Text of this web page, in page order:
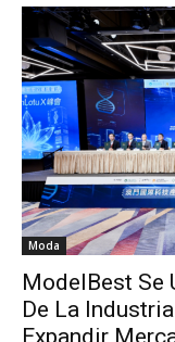
Moda
ModelBest Se
De La